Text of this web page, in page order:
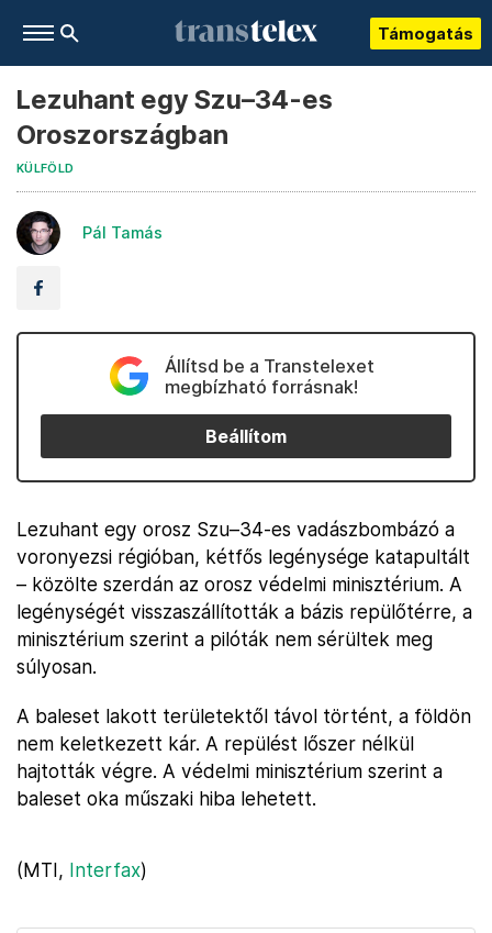
Támogatás
Lezuhant egy Szu–34-es
Oroszországban
KÜLFÖLD
Pál Tamás
Állítsd be a Transtelexet
megbízható forrásnak!
Beállítom
Lezuhant egy orosz Szu–34-es vadászbombázó a
voronyezsi régióban, kétfős legénysége katapultált
– közölte szerdán az orosz védelmi minisztérium. A
legénységét visszaszállították a bázis repülőtérre, a
minisztérium szerint a pilóták nem sérültek meg
súlyosan.
A baleset lakott területektől távol történt, a földön
nem keletkezett kár. A repülést lőszer nélkül
hajtották végre. A védelmi minisztérium szerint a
baleset oka műszaki hiba lehetett.
(MTI, Interfax)